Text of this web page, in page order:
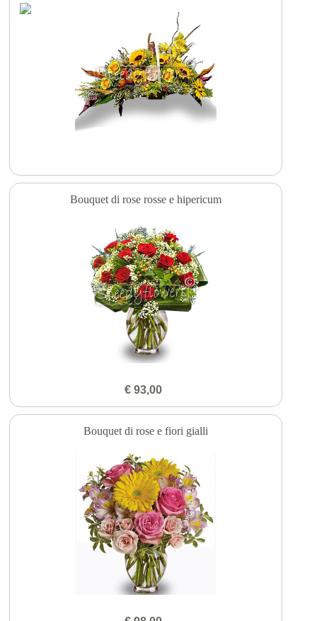
Bouquet di rose rosse e hipericum
€ 93,00
Bouquet di rose e fiori gialli